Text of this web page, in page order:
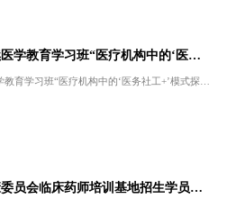
苏州市级继续医学教育学习班“医疗机构中的‘医务社工+’模式探讨”学习班招生通知
苏州市级继续医学教育学习班“医疗机构中的‘医务社工+’模式探讨”学习班招生通知[编号：2019572]2009年国家《中共中央，国务院关于深...
国家卫生健康委员会临床药师培训基地招生学员登记表